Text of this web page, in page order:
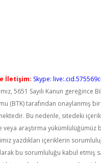
İletişim: Skype:
5651 Sayılı Kanun gereğince
(BTK) tarafından onaylanmış bir
Bu nedenle, sitedeki
veya araştırma yükümlülüğümüz
yazdıkları içeriklerin
bu sorumluluğu kabul etmiş